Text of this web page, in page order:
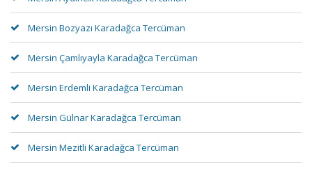
Mersin Bozyazı Karadağca Tercüman
Mersin Çamlıyayla Karadağca Tercüman
Mersin Erdemli Karadağca Tercüman
Mersin Gülnar Karadağca Tercüman
Mersin Mezitli Karadağca Tercüman